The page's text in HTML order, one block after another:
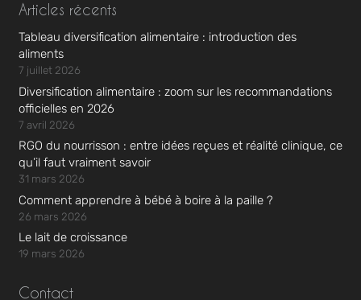
Articles récents
Tableau diversification alimentaire : introduction des
aliments
7 juillet 2026
Diversification alimentaire : zoom sur les recommandations
officielles en 2026
7 avril 2026
RGO du nourrisson : entre idées reçues et réalité clinique, ce
qu’il faut vraiment savoir
31 mars 2026
Comment apprendre à bébé à boire à la paille ?
26 mars 2026
Le lait de croissance
19 mars 2026
Contact